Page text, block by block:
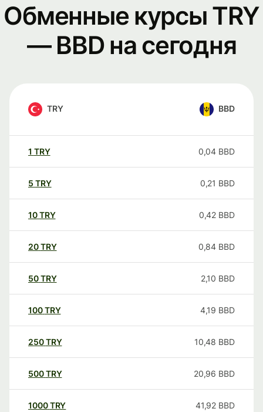
Обменные курсы TRY
— BBD на сегодня
TRY BBD
1 TRY 0,04 BBD
5 TRY 0,21 BBD
10TRY 0,42 BBD
20TRY 0,84 BBD
50TRY 2,10 BBD
100TRY 4,19 BBD
250TRY 10,48 BBD
500TRY 20,96 BBD
1000TRY 41,92 BBD